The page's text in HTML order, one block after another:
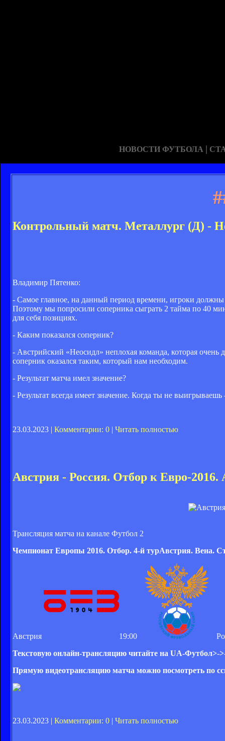
НОВОСТИ ФУТБОЛА |
Контрольный матч. Металлург (Д) -
Владимир Пятенко:
- Самое главное, на данный период времени, игроки
Поэтому мы попросили соперника сыграть 2 тайма по 40
для себя позициях.
- Каким показался соперник?
- Австрийский «Неосидл» неплохая команда, которая
соперник оказался таким, который нам необходим.
- Результат матча имел значение?
- Результат всегда имеет значение. Когда ты не
23.03.2023 | Комментарии: 0 | Читать полностью
Австрия - Россия. Отбор к Евро-2016.
Трансляция матча на канале Футбол 2
Чемпионат Европы 2016. Отбор. 4-й турАвстрия. Вена.
Австрия 19:00
Текстовую онлайн-трансляцию читайте на UA-Футбол>-
Прямую видеотрансляцию матча можно посмотреть по
23.03.2023 | Комментарии: 0 | Читать полностью